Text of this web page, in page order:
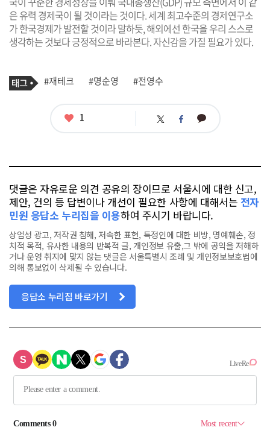
은 유력 경제국이 될 것이라는 것이다. 세계 최고수준의 경제연구소
가 한국경제가 발전할 것이라 말하듯, 해외에선 한국을 우리 스스로
생각하는 것보다 긍정적으로 바라본다. 자신감을 가질 필요가 있다.
기
사
태
그
#재테크 #명순영 #전영수
좋
1 트 페 카
댓글은 자유로운 의견 공유의 장이므로 서울시에 대한 신고,
제안, 건의 등 답변이나 개선이 필요한 사항에 대해서는 전자
민원 응답소 누리집을 이용하여 주시기 바랍니다.
상업성 광고, 저작권 침해, 저속한 표현, 특정인에 대한 비방, 명예훼손, 정
치적 목적, 유사한 내용의 반복적 글, 개인정보 유출,그 밖에 공익을 저해하
거나 운영 취지에 맞지 않는 댓글은 서울특별시 조례 및 개인정보보호법에
의해 통보없이 삭제될 수 있습니다.
응답소 누리집 바로가기